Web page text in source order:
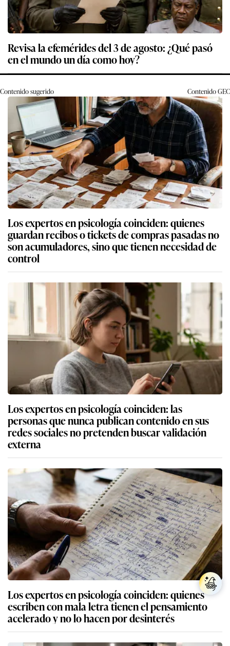
Revisa la efemérides del 3 de agosto: ¿Qué pasó
en el mundo un día como hoy?
Contenido sugerido ContenidoGEC
Los expertos en psicología coinciden: quienes
guardan recibos o tickets de compras pasadas no
son acumuladores, sino que tienen necesidad de
control
Los expertos en psicología coinciden: las
personas que nunca publican contenido en sus
redes sociales no pretenden buscar validación
externa
Los expertos en psicología coinciden: quienes
escriben con mala letra tienen el pensamiento
acelerado y no lo hacen por desinterés